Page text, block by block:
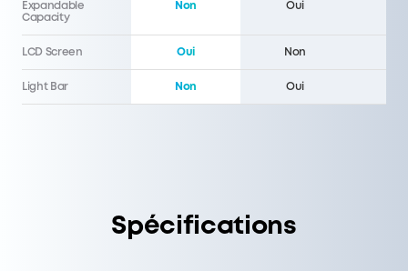
Expandable
Capacity
Non Oui
LCD Screen Oui Non
Light Bar Non Oui
Spécifications